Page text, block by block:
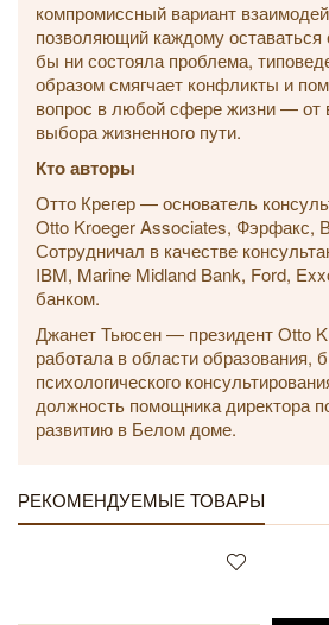
компромиссный вариант
позволяющий каждому
бы ни состояла проблема,
образом смягчает конфликты и
вопрос в любой сфере жизни — от
выбора жизненного пути.
Кто авторы
Отто Крегер — основатель
Otto Kroeger Associates, Фэрфакс,
Сотрудничал в качестве
IBM, Marine Midland Bank, Ford,
банком.
Джанет Тьюсен — президент Otto
работала в области образования,
психологического
должность помощника директора
развитию в Белом доме.
РЕКОМЕНДУЕМЫЕ ТОВАРЫ